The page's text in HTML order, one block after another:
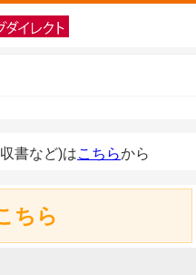
書など)はこちらから
ちら